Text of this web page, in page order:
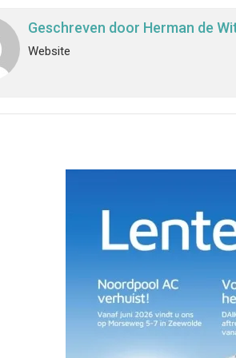
Geschreven door Herman de
Website